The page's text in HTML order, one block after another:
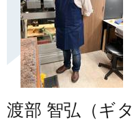
渡部 智弘（ギ